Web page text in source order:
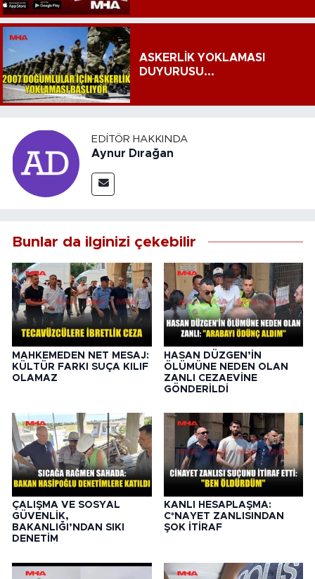
ASKERLİK YOKLAMASI
DUYURUSU...
EDITÖR HAKKINDA
Aynur Dırağan
Bunlar da ilginizi çekebilir
MAHKEMEDEN NET MESAJ:
KÜLTÜR FARKI SUÇA KILIF
OLAMAZ
HASAN DÜZGEN’İN
ÖLÜMÜNE NEDEN OLAN
ZANLI CEZAEVİNE
GÖNDERİLDİ
ÇALIŞMA VE SOSYAL
GÜVENLİK,
BAKANLIĞI’NDAN SIKI
DENETİM
KANLI HESAPLAŞMA:
C*NAYET ZANLISINDAN
ŞOK İTİRAF